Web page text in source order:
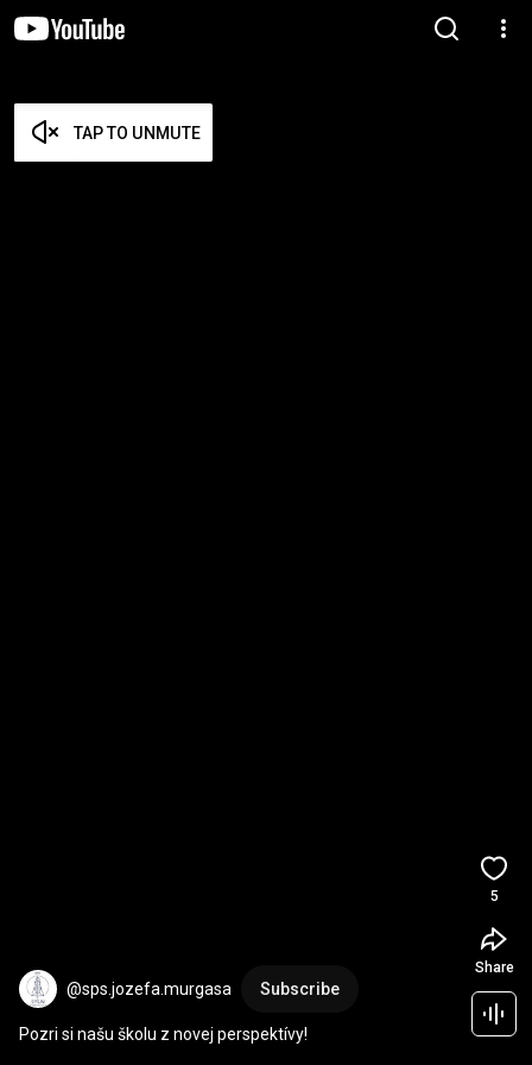
TAP TO UNMUTE
@sps.jozefa.murgasa Subscribe
Pozri si našu školu z novej perspektívy!
5
Share